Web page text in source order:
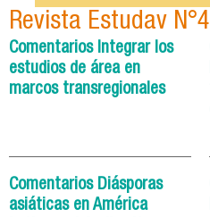
Revista Estudav
Comentarios Integrar los
estudios de área en
marcos transregionales
Comentarios Diásporas
asiáticas en América